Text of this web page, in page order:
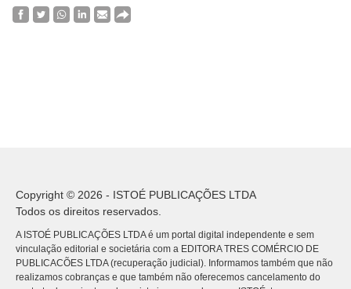
Copyright © 2026 - ISTOÉ PUBLICAÇÕES LTDA
Todos os direitos reservados.
A ISTOÉ PUBLICAÇÕES LTDA é um portal digital independente e sem
vinculação editorial e societária com a EDITORA TRES COMÉRCIO DE
PUBLICACÕES LTDA (recuperação judicial). Informamos também que não
realizamos cobranças e que também não oferecemos cancelamento do